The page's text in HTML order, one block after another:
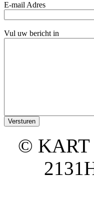
E-mail Adres
Vul uw bericht in
© KART